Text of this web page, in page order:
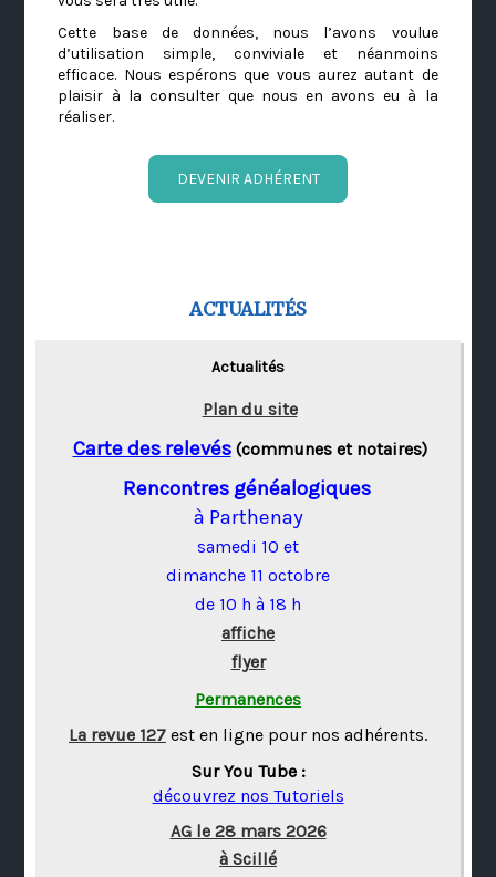
Cette base de données, nous l’avons voulue
d’utilisation simple, conviviale et néanmoins
efficace. Nous espérons que vous aurez autant de
plaisir à la consulter que nous en avons eu à la
réaliser.
DEVENIR ADHÉRENT
ACTUALITÉS
Actualités
Plan du site
Carte des relevés(communes et notaires)
Rencontres généalogiques
à Parthenay
samedi 10 et
dimanche 11 octobre
de 10 h à 18 h
affiche
flyer
Permanences
La revue 127 est en ligne pour nos adhérents.
Sur You Tube :
découvrez nos Tutoriels
AG le 28 mars 2026
à Scillé